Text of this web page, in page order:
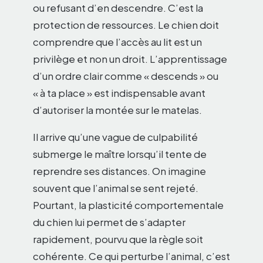
ou refusant d’en descendre. C’est la
protection de ressources. Le chien doit
comprendre que l’accès au lit est un
privilège et non un droit. L’apprentissage
d’un ordre clair comme « descends » ou
« à ta place » est indispensable avant
d’autoriser la montée sur le matelas.
Il arrive qu’une vague de culpabilité
submerge le maître lorsqu’il tente de
reprendre ses distances. On imagine
souvent que l’animal se sent rejeté.
Pourtant, la plasticité comportementale
du chien lui permet de s’adapter
rapidement, pourvu que la règle soit
cohérente. Ce qui perturbe l’animal, c’est